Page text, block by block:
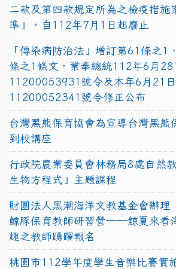
二款及第四款規定所為之檢疫措施
準」，自112年7月1日起廢止
「傳染病防治法」增訂第61條之1
條之1條文，業奉總統112年6月28
11200053931號令及本年6月21
11200052341號令修正公布
台灣黑熊保育協會為宣導台灣黑熊
到校講座
行政院農業委員會林務局8處自然
生物方程式」主題課程
財團法人黑潮海洋文教基金會辦理
鯨豚保育教師研習營──鯨夏來看
趣之教師踴躍報名
桃園市112學年度學生音樂比賽實